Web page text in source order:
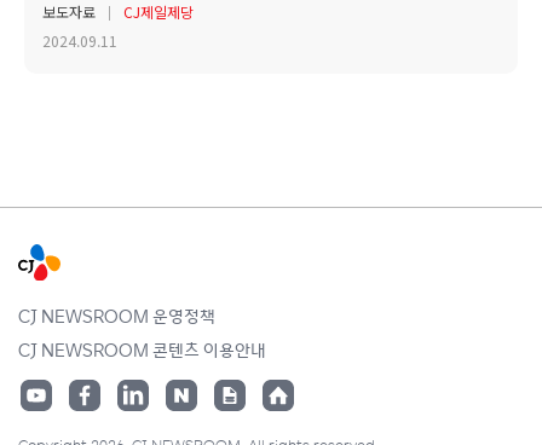
보도자료
CJ제일제당
2024.09.11
CJ NEWSROOM 운영정책
CJ NEWSROOM 콘텐츠 이용안내